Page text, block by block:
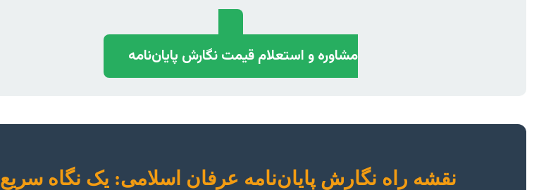
مشاوره و استعلام قیمت نگارش پایان‌نامه
نقشه راه نگارش پایان‌نامه عرفان اسلامی: یک نگاه سریع